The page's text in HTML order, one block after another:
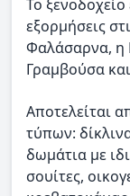
Το ξενοδοχείο
εξορμήσεις
Φαλάσαρνα, η
Γραμβούσα
Αποτελείται
τύπων:
δωμάτια με
σουίτες,